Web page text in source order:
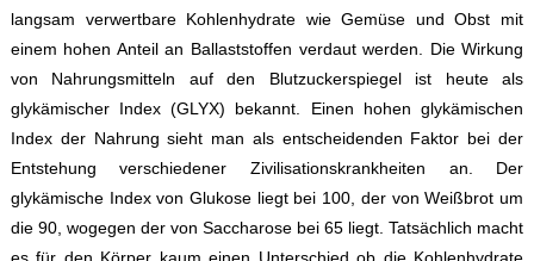
langsam verwertbare Kohlenhydrate wie Gemüse und Obst mit
einem hohen Anteil an Ballaststoffen verdaut werden. Die Wirkung
von Nahrungsmitteln auf den Blutzuckerspiegel ist heute als
glykämischer Index (GLYX) bekannt. Einen hohen glykämischen
Index der Nahrung sieht man als entscheidenden Faktor bei der
Entstehung verschiedener Zivilisationskrankheiten an. Der
glykämische Index von Glukose liegt bei 100, der von Weißbrot um
die 90, wogegen der von Saccharose bei 65 liegt. Tatsächlich macht
es für den Körper kaum einen Unterschied ob die Kohlenhydrate